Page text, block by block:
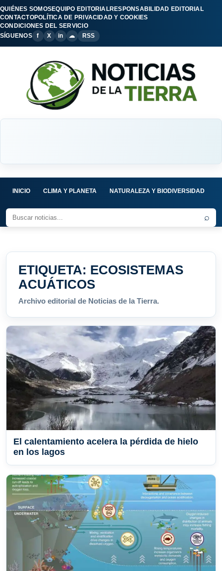
QUIÉNES SOMOSEQUIPO EDITORIALRESPONSABILIDAD EDITORIAL
CONTACTOPOLÍTICA DE PRIVACIDAD Y COOKIES
CONDICIONES DEL SERVICIO
SÍGUENOS
f X in ☁ RSS
INICIO CLIMA Y PLANETA NATURALEZA Y BIODIVERSIDAD
⌕
ETIQUETA: ECOSISTEMAS
ACUÁTICOS
Archivo editorial de Noticias de la Tierra.
El calentamiento acelera la pérdida de hielo
en los lagos